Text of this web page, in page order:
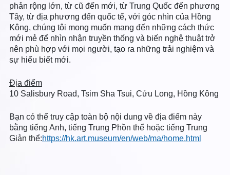
phản rộng lớn, từ cũ đến mới, từ Trung Quốc đến phương
Tây, từ địa phương đến quốc tế, với góc nhìn của Hồng
Kông, chúng tôi mong muốn mang đến những cách thức
mới mẻ để nhìn nhận truyền thống và biến nghệ thuật trở
nên phù hợp với mọi người, tạo ra những trải nghiệm và
sự hiểu biết mới.
Địa điểm
10 Salisbury Road, Tsim Sha Tsui, Cửu Long, Hồng Kông
Bạn có thể truy cập toàn bộ nội dung về địa điểm này
bằng tiếng Anh, tiếng Trung Phồn thể hoặc tiếng Trung
Giản thể:https://hk.art.museum/en/web/ma/home.html